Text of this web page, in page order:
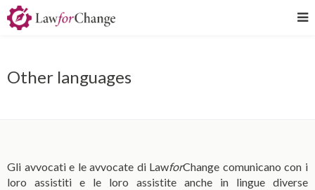
Other languages
Gli avvocati e le avvocate di LawforChange comunicano con i
loro assistiti e le loro assistite anche in lingue diverse